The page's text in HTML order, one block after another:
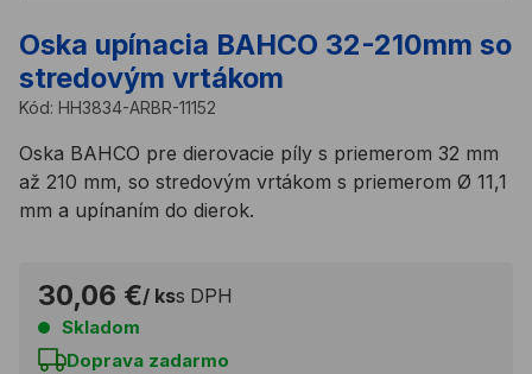
Oska upínacia BAHCO 32-210mm so
stredovým vrtákom
Kód: HH3834-ARBR-11152
Oska BAHCO pre dierovacie píly s priemerom 32 mm
až 210 mm, so stredovým vrtákom s priemerom Ø 11,1
mm a upínaním do dierok.
30,06 €/ kss DPH
Skladom
Doprava zadarmo